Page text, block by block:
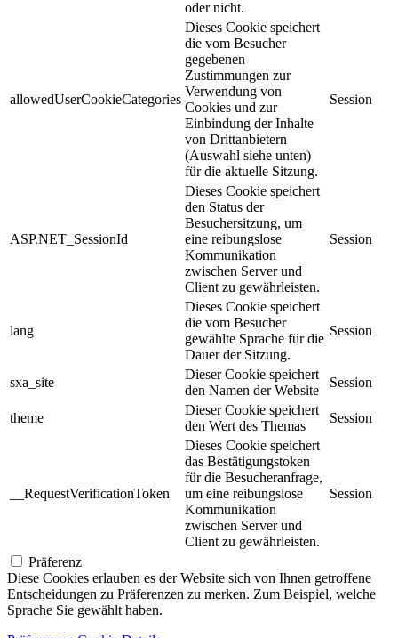
oder nicht.
allowedUserCookieCategories
Dieses Cookie speichert
die vom Besucher
gegebenen
Zustimmungen zur
Verwendung von
Cookies und zur
Einbindung der Inhalte
von Drittanbietern
(Auswahl siehe unten)
für die aktuelle Sitzung.
Session
ASP.NET_SessionId
Dieses Cookie speichert
den Status der
Besuchersitzung, um
eine reibungslose
Kommunikation
zwischen Server und
Client zu gewährleisten.
Session
lang
Dieses Cookie speichert
die vom Besucher
gewählte Sprache für die
Dauer der Sitzung.
Session
sxa_site
Dieser Cookie speichert
den Namen der Website
Session
theme
Dieser Cookie speichert
den Wert des Themas
Session
__RequestVerificationToken
Dieses Cookie speichert
das Bestätigungstoken
für die Besucheranfrage,
um eine reibungslose
Kommunikation
zwischen Server und
Client zu gewährleisten.
Session
Präferenz
Diese Cookies erlauben es der Website sich von Ihnen getroffene
Entscheidungen zu Präferenzen zu merken. Zum Beispiel, welche
Sprache Sie gewählt haben.